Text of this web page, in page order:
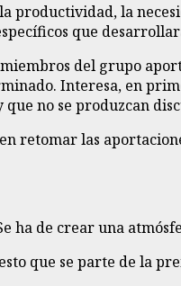
productividad, la
que
del grupo
Interesa, en
no se produzcan
retomar las
ha de crear una
que se parte de la